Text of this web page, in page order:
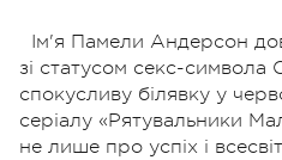
Ім'я Памели Андерсон
зі статусом секс-
спокусливу білявку у
серіалу «Рятувальники
не лише про успіх і